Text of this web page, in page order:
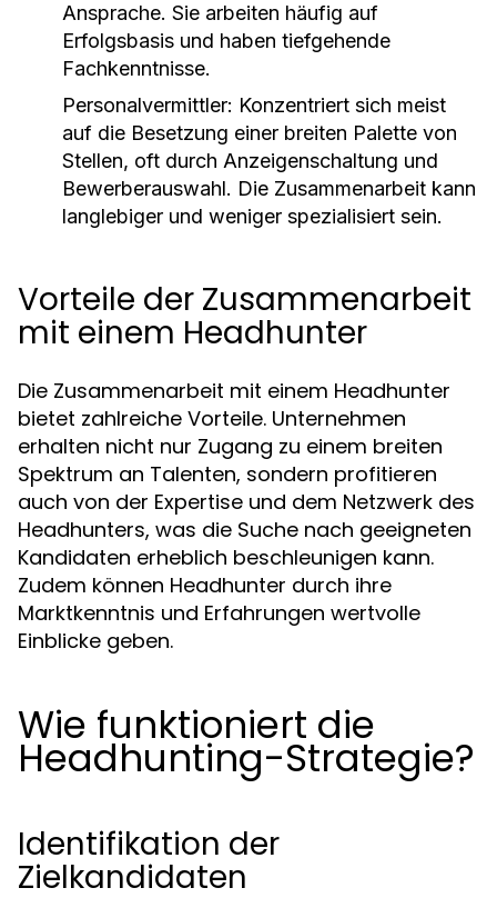
Ansprache. Sie arbeiten häufig auf
Erfolgsbasis und haben tiefgehende
Fachkenntnisse.
Personalvermittler: Konzentriert sich meist
auf die Besetzung einer breiten Palette von
Stellen, oft durch Anzeigenschaltung und
Bewerberauswahl. Die Zusammenarbeit kann
langlebiger und weniger spezialisiert sein.
Vorteile der Zusammenarbeit
mit einem Headhunter
Die Zusammenarbeit mit einem Headhunter
bietet zahlreiche Vorteile. Unternehmen
erhalten nicht nur Zugang zu einem breiten
Spektrum an Talenten, sondern profitieren
auch von der Expertise und dem Netzwerk des
Headhunters, was die Suche nach geeigneten
Kandidaten erheblich beschleunigen kann.
Zudem können Headhunter durch ihre
Marktkenntnis und Erfahrungen wertvolle
Einblicke geben.
Wie funktioniert die
Headhunting-Strategie?
Identifikation der
Zielkandidaten